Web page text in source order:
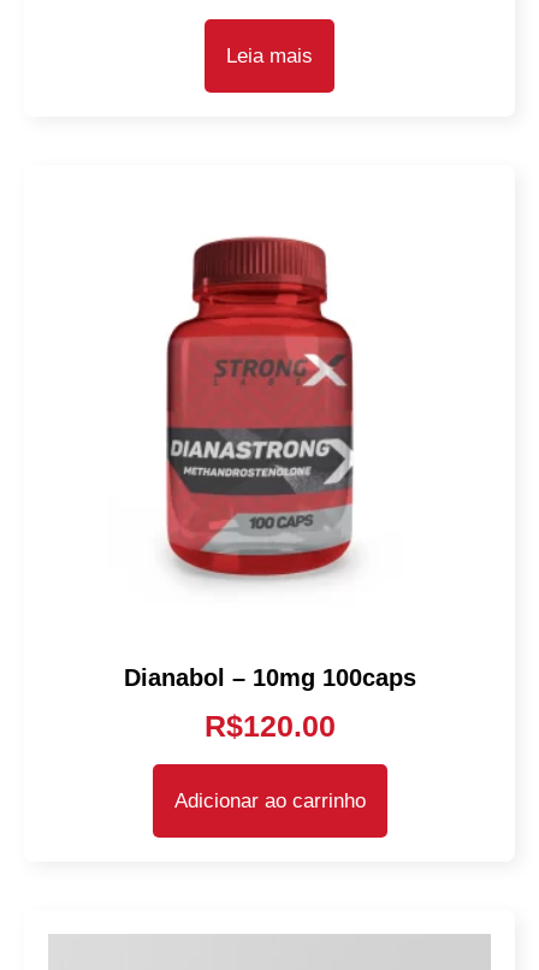
Leia mais
Dianabol – 10mg 100caps
R$120.00
Adicionar ao carrinho